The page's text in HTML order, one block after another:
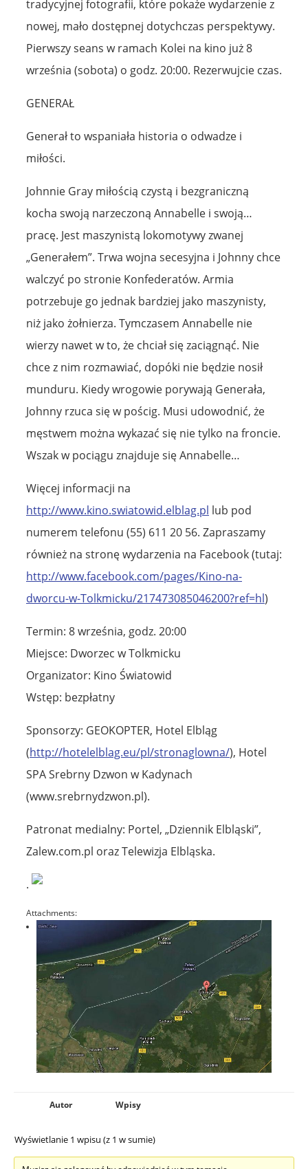
tradycyjnej fotografii, które pokaże wydarzenie z
nowej, mało dostępnej dotychczas perspektywy.
Pierwszy seans w ramach Kolei na kino już 8
września (sobota) o godz. 20:00. Rezerwujcie czas.
GENERAŁ
Generał to wspaniała historia o odwadze i
miłości.
Johnnie Gray miłością czystą i bezgraniczną
kocha swoją narzeczoną Annabelle i swoją…
pracę. Jest maszynistą lokomotywy zwanej
„Generałem”. Trwa wojna secesyjna i Johnny chce
walczyć po stronie Konfederatów. Armia
potrzebuje go jednak bardziej jako maszynisty,
niż jako żołnierza. Tymczasem Annabelle nie
wierzy nawet w to, że chciał się zaciągnąć. Nie
chce z nim rozmawiać, dopóki nie będzie nosił
munduru. Kiedy wrogowie porywają Generała,
Johnny rzuca się w pościg. Musi udowodnić, że
męstwem można wykazać się nie tylko na froncie.
Wszak w pociągu znajduje się Annabelle…
Więcej informacji na
http://www.kino.swiatowid.elblag.pl lub pod
numerem telefonu (55) 611 20 56. Zapraszamy
również na stronę wydarzenia na Facebook (tutaj:
http://www.facebook.com/pages/Kino-na-
dworcu-w-Tolkmicku/217473085046200?ref=hl)
Termin: 8 września, godz. 20:00
Miejsce: Dworzec w Tolkmicku
Organizator: Kino Światowid
Wstęp: bezpłatny
Sponsorzy: GEOKOPTER, Hotel Elbląg
(http://hotelelblag.eu/pl/stronaglowna/), Hotel
SPA Srebrny Dzwon w Kadynach
(www.srebrnydzwon.pl).
Patronat medialny: Portel, „Dziennik Elbląski”,
Zalew.com.pl oraz Telewizja Elbląska.
.
Attachments:
Autor Wpisy
Wyświetlanie 1 wpisu (z 1 w sumie)